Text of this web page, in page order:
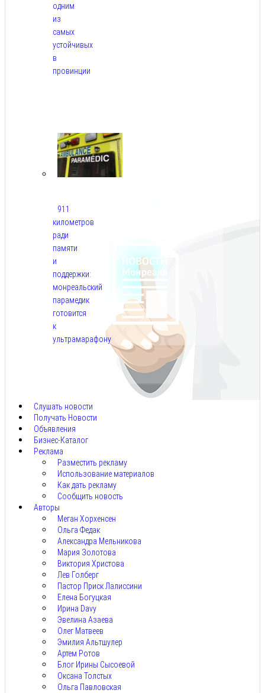
одним
из
самых
устойчивых
в
провинции
911
километров
ради
памяти
и
поддержки:
монреальский
парамедик
готовится
к
ультрамарафону
Слушать новости
Получать Новости
Объявления
Бизнес-Каталог
Реклама
Разместить рекламу
Использование материалов
Как дать рекламу
Сообщить новость
Авторы
Меган Хорхенсен
Ольга Федак
Александра Мельникова
Мария Золотова
Виктория Христова
Лев Голберг
Пастор Приск Лалиссини
Елена Богуцкая
Ирина Davy
Эвелина Азаева
Олег Матвеев
Эмилия Альтшулер
Артем Ротов
Блог Ирины Сысоевой
Оксана Толстых
Ольга Павловская